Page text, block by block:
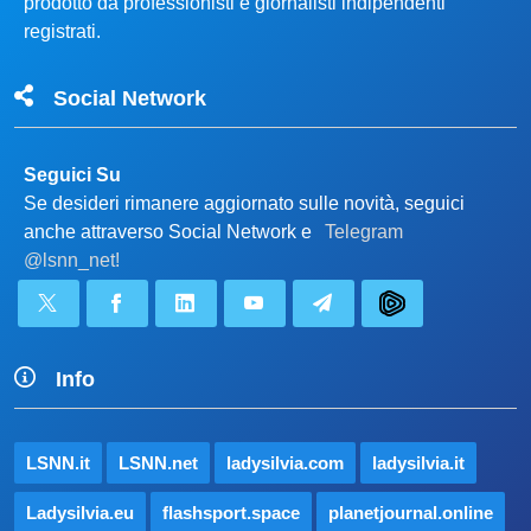
registrati.
Social Network
Seguici Su
Se desideri rimanere aggiornato sulle novità, seguici
anche attraverso Social Network e
Telegram
@lsnn_net!
Info
LSNN.it LSNN.net ladysilvia.com ladysilvia.it
Ladysilvia.eu flashsport.space planetjournal.online